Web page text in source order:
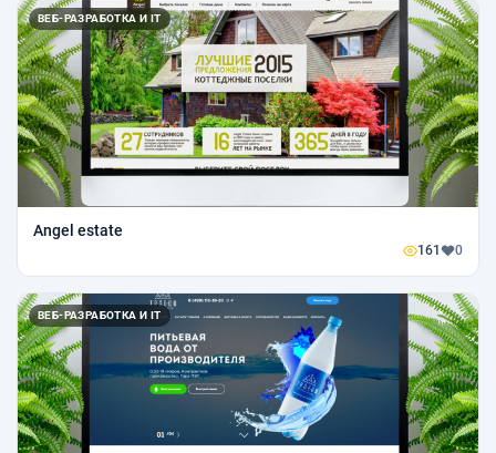
ВЕБ-РАЗРАБОТКА И IT
Angel estate
161 0
ВЕБ-РАЗРАБОТКА И IT